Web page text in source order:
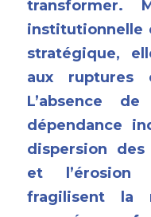
transformer.
institutionnelle
stratégique,
aux ruptures
L’absence
dépendance
dispersion
et l’érosion
fragilisent la